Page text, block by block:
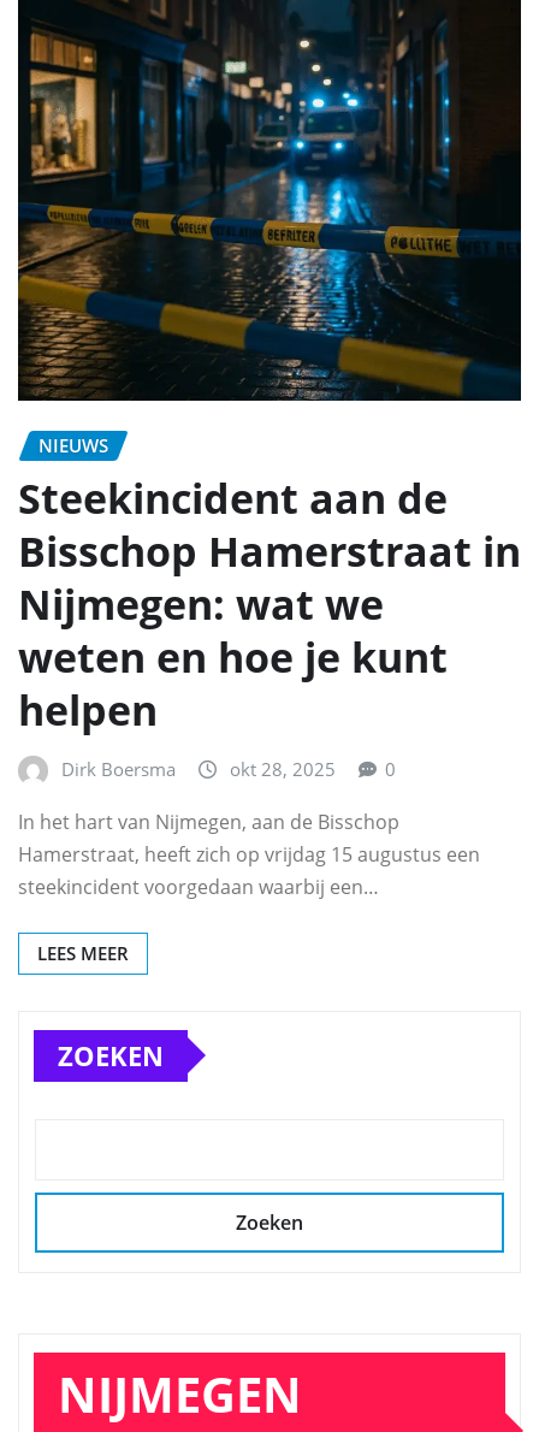
NIEUWS
Steekincident aan de
Bisschop Hamerstraat in
Nijmegen: wat we
weten en hoe je kunt
helpen
Dirk Boersma okt 28, 2025 0
In het hart van Nijmegen, aan de Bisschop
Hamerstraat, heeft zich op vrijdag 15 augustus een
steekincident voorgedaan waarbij een…
LEES MEER
ZOEKEN
Zoeken
NIJMEGEN